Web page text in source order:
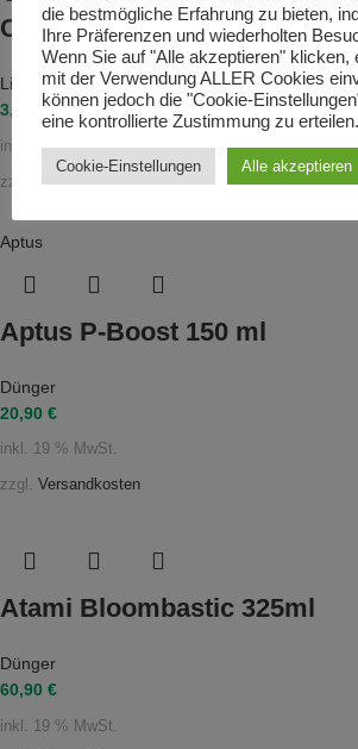
CaCO3 – Calciumdünger
Living Soil, Bodenverbesserung, Dünger
3,20
€
inkl. 19 % MwSt.
zzgl. Versandkosten
Aptus
Aptus P-Boost 150 ml
Dünger
20,90 €
inkl. 19 % MwSt.
zzgl. Versandkosten
Atami Bloombastic 325ml
Dünger
60,90 €
inkl. 19 % MwSt.
die bestmögliche Erfahrung zu bieten,
Ihre Präferenzen und wiederholten
Wenn Sie auf "Alle akzeptieren" klicken,
mit der Verwendung ALLER Cookies
können jedoch die "Cookie-
eine kontrollierte Zustimmung zu erteilen.
Cookie-Einstellungen Alle akzeptieren